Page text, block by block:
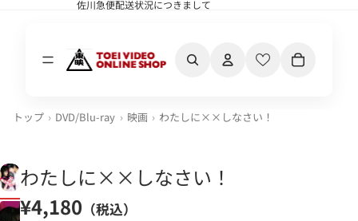
佐川急便配送状況につきまして
佐川急便配送状況につきまして
トップ DVD/Blu-ray 映画 わたしに××しなさい！
わたしに××しなさい！
¥4,180 （税込）